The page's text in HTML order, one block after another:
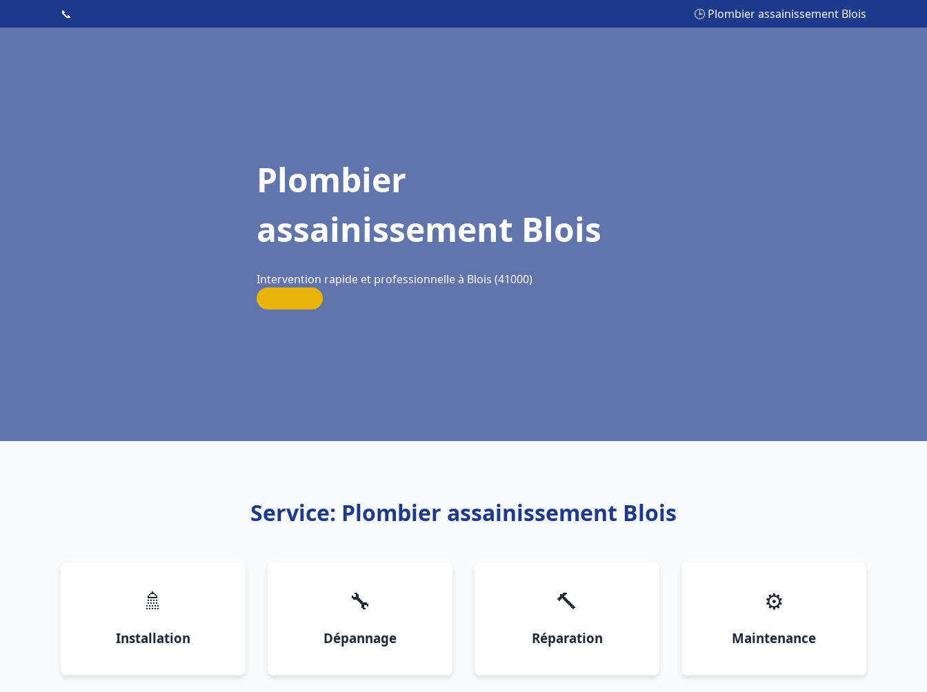
📞 🕒 Plombier assainissement Blois
Plombier
assainissement Blois
Intervention rapide et professionnelle à Blois (41000)
Service: Plombier assainissement Blois
🚿
Installation
🔧
Dépannage
🔨
Réparation
⚙️
Maintenance